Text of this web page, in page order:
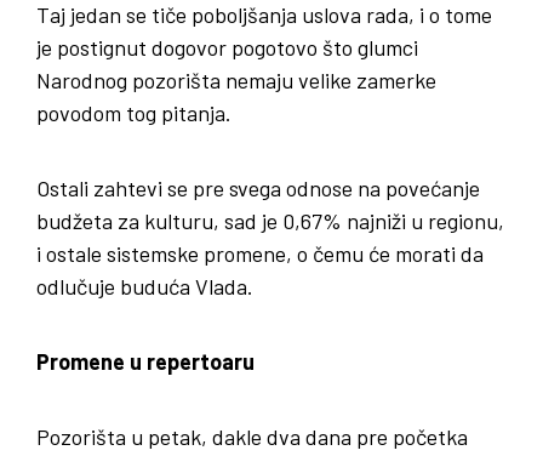
Taj jedan se tiče poboljšanja uslova rada, i o tome
je postignut dogovor pogotovo što glumci
Narodnog pozorišta nemaju velike zamerke
povodom tog pitanja.
Ostali zahtevi se pre svega odnose na povećanje
budžeta za kulturu, sad je 0,67% najniži u regionu,
i ostale sistemske promene, o čemu će morati da
odlučuje buduća Vlada.
Promene u repertoaru
Pozorišta u petak, dakle dva dana pre početka